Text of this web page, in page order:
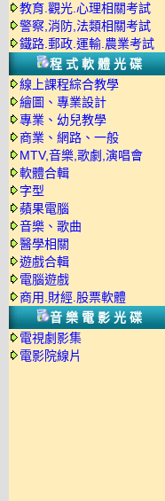
教育.觀光.心理相關考試
警察,消防,法類相關考試
鐵路.郵政.運輸.農業考試
程式軟體光碟
線上課程綜合教學
繪圖、專業設計
專業、幼兒教學
商業、網路、一般
MTV,音樂,歌劇,演唱會
軟體合輯
字型
蘋果電腦
音樂、歌曲
醫學相關
遊戲合輯
電腦遊戲
商用.財經.股票軟體
音樂電影光碟
電視劇影集
電影院線片